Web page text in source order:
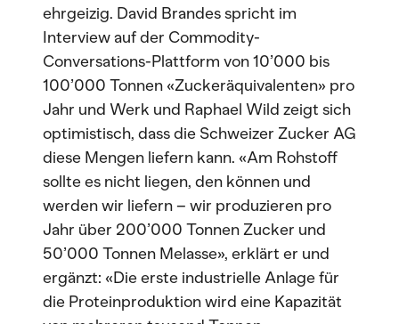
ehrgeizig. David Brandes spricht im
Interview auf der Commodity-
Conversations-Plattform von 10’000 bis
100’000 Tonnen «Zuckeräquivalenten» pro
Jahr und Werk und Raphael Wild zeigt sich
optimistisch, dass die Schweizer Zucker AG
diese Mengen liefern kann. «Am Rohstoff
sollte es nicht liegen, den können und
werden wir liefern – wir produzieren pro
Jahr über 200’000 Tonnen Zucker und
50’000 Tonnen Melasse», erklärt er und
ergänzt: «Die erste industrielle Anlage für
die Proteinproduktion wird eine Kapazität